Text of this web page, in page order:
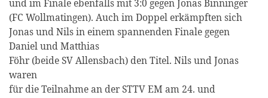
und im Finale ebenfalls mit 3:0 gegen Jonas Binninger
(FC Wollmatingen). Auch im Doppel erkämpften sich
Jonas und Nils in einem spannenden Finale gegen
Daniel und Matthias
Föhr (beide SV Allensbach) den Titel. Nils und Jonas
waren
für die Teilnahme an der STTV EM am 24. und